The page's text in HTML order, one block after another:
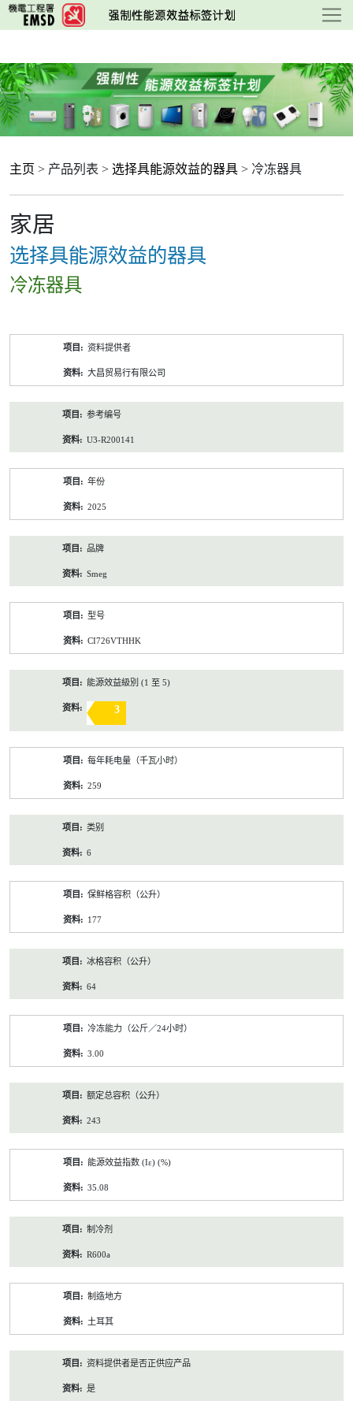
跳
至
要
内
容
主页 > 产品列表 > 选择具能源效益的器具 > 冷冻器具
家居
选择具能源效益的器具
冷冻器具
资料提供者
大昌贸易行有限公司
参考编号
U3-R200141
年份
2025
品牌
Smeg
型号
CI726VTHHK
能源效益級別 (1 至 5)
3
每年耗电量（千瓦小时）
259
类别
6
保鲜格容积（公升）
177
冰格容积（公升）
64
冷冻能力（公斤／24小时）
3.00
额定总容积（公升）
243
能源效益指数 (Iε) (%)
35.08
制冷剂
R600a
制造地方
土耳其
资料提供者是否正供应产品
是